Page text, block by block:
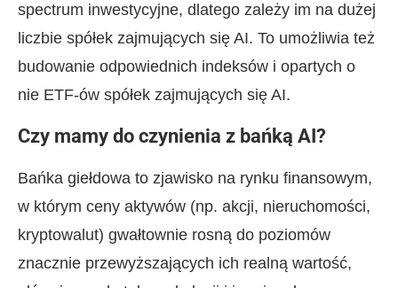
spectrum inwestycyjne, dlatego zależy im na dużej
liczbie spółek zajmujących się AI. To umożliwia też
budowanie odpowiednich indeksów i opartych o
nie ETF-ów spółek zajmujących się AI.
Czy mamy do czynienia z bańką AI?
Bańka giełdowa to zjawisko na rynku finansowym,
w którym ceny aktywów (np. akcji, nieruchomości,
kryptowalut) gwałtownie rosną do poziomów
znacznie przewyższających ich realną wartość,